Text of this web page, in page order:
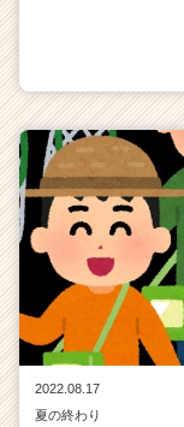
2022.08.17
夏の終わり